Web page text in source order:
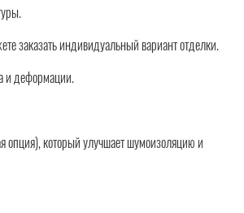
заказать индивидуальный вариант отделки.
и деформации.
опция), который улучшает шумоизоляцию и